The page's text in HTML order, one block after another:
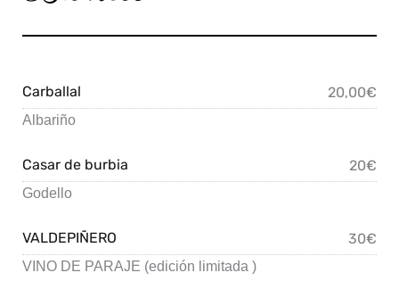
Carballal 20,00€
Albariño
Casar de burbia 20€
Godello
VALDEPIÑERO 30€
VINO DE PARAJE (edición limitada )